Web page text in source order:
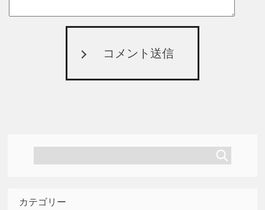
コメント送信
カテゴリー